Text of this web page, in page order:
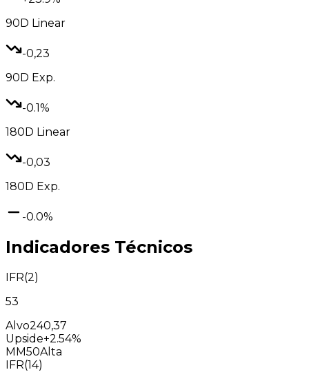
90D Linear
-0,23
90D Exp.
-0.1%
180D Linear
-0,03
180D Exp.
-0.0%
Indicadores Técnicos
IFR(2)
53
Alvo240,37
Upside+2.54%
MM50Alta
IFR(14)